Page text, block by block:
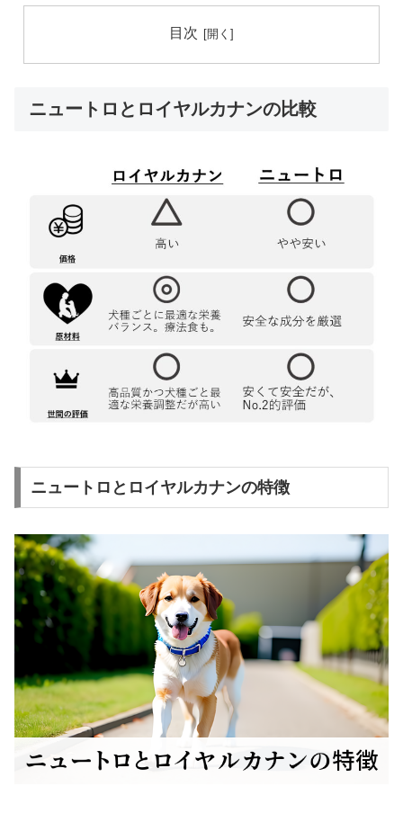
目次
ニュートロとロイヤルカナンの比較
ニュートロとロイヤルカナンの特徴